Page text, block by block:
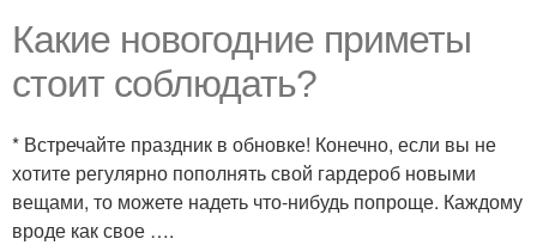
Какие новогодние приметы
стоит соблюдать?
* Встречайте праздник в обновке! Конечно, если вы не
хотите регулярно пополнять свой гардероб новыми
вещами, то можете надеть что-нибудь попроще. Каждому
вроде как свое ….